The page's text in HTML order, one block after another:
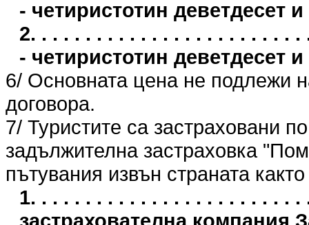
- четиристотин деветдесет
2. . . . . . . . . . . . . . . . . . . . . . . .
- четиристотин деветдесет
6/ Основната цена не подлежи
договора.
7/ Туристите са застраховани
задължителна застраховка
пътувания извън страната
1. . . . . . . . . . . . . . . . . . . . . . . .